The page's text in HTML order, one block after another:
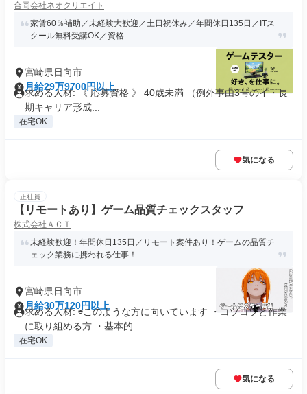
合同会社ネオクリエイト
家賃60％補助／未経験大歓迎／土日祝休み／年間休日135日／ITス
クール無料受講OK／資格...
宮崎県日向市
月給29万9700円以上
求める人材: 《 応募資格 》 40歳未満 （例外事由3号のイ・長
期キャリア形成...
在宅OK
気になる
正社員
【リモートあり】ゲーム品質チェックスタッフ
株式会社ＡＣＴ
未経験歓迎！年間休日135日／リモート案件あり！ゲームの品質チ
ェック業務に携われる仕事！
宮崎県日向市
月給30万120円以上
求める人材: ◉このような方に向いています ・コツコツと作業
に取り組める方 ・基本的...
在宅OK
気になる